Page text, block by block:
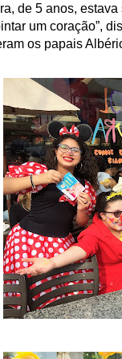
de 5 anos,
um coração”,
os papais